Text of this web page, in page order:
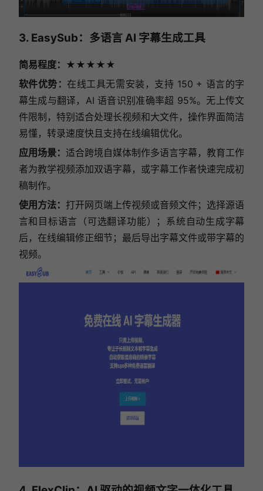
3. EasySub：多语言 AI 字幕生成工具
简易程度：★★★★★
软件优势： 在线工具无需安装，支持 150 + 语言的字
幕生成与翻译，AI 语音识别准确率超 95%。无上传文
件限制，特别适合处理长视频和大文件，操作界面简洁
易懂，转录速度快且支持在线编辑优化。
应用场景： 适合跨境自媒体制作多语言字幕，教育工作
者为教学视频添加双语字幕，或字幕工作者快速完成初
稿制作。
使用方法： 打开网页端上传视频或音频文件；选择源语
言和目标语言（可选翻译功能）；系统自动生成字幕
后，在线编辑修正细节；最后导出字幕文件或带字幕的
视频。